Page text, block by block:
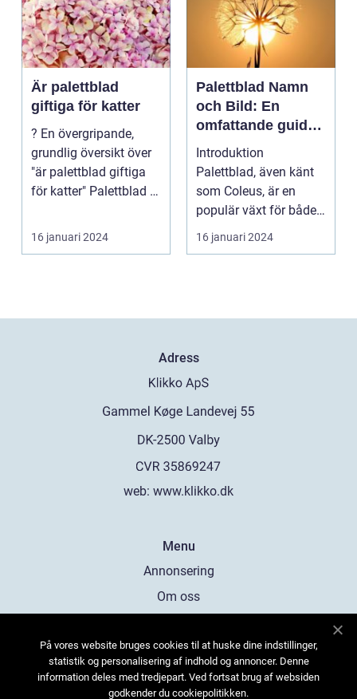
Är palettblad
giftiga för katter
? En övergripande,
grundlig översikt över
"är palettblad giftiga
för katter" Palettblad är
16 januari 2024
Palettblad Namn
och Bild: En
omfattande guide
för
trädgårdsälskare
Introduktion
Palettblad, även känt
som Coleus, är en
populär växt för både
inomhus och
utomhusbruk. ...
16 januari 2024
Adress
web: www.klikko.dk
Menu
Annonsering
Om oss
Kontakta oss
Sitemap
På vores website bruges cookies til at huske dine indstillinger,
statistik og personalisering af indhold og annoncer. Denne
information deles med tredjepart. Ved fortsat brug af websiden
godkender du cookiepolitikken.